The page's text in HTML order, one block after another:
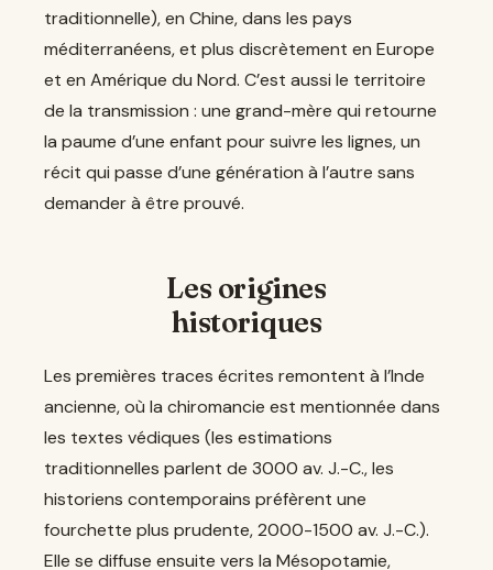
traditionnelle), en Chine, dans les pays
méditerranéens, et plus discrètement en Europe
et en Amérique du Nord. C’est aussi le territoire
de la transmission : une grand-mère qui retourne
la paume d’une enfant pour suivre les lignes, un
récit qui passe d’une génération à l’autre sans
demander à être prouvé.
Les origines
historiques
Les premières traces écrites remontent à l’Inde
ancienne, où la chiromancie est mentionnée dans
les textes védiques (les estimations
traditionnelles parlent de 3000 av. J.-C., les
historiens contemporains préfèrent une
fourchette plus prudente, 2000-1500 av. J.-C.).
Elle se diffuse ensuite vers la Mésopotamie,